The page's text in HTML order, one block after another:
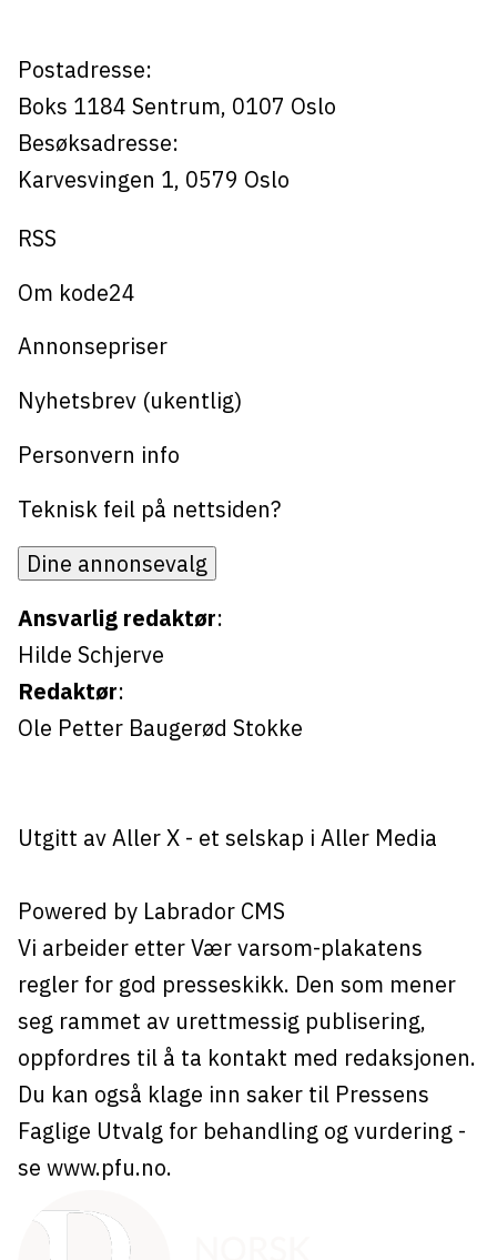
Postadresse:
Boks 1184 Sentrum, 0107 Oslo
Besøksadresse:
Karvesvingen 1, 0579 Oslo
RSS
Om kode24
Annonsepriser
Nyhetsbrev (ukentlig)
Personvern info
Teknisk feil på nettsiden?
Dine annonsevalg
Ansvarlig redaktør:
Hilde Schjerve
Redaktør:
Ole Petter Baugerød Stokke
Utgitt av Aller X- et selskap i Aller Media
Powered by Labrador CMS
Vi arbeider etter Vær varsom-plakatens
regler for god presseskikk. Den som mener
seg rammet av urettmessig publisering,
oppfordres til å ta kontakt med redaksjonen.
Du kan også klage inn saker til Pressens
Faglige Utvalg for behandling og vurdering -
se www.pfu.no.